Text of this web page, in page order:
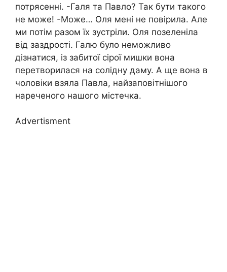
потрясенні. -Галя та Павло? Так бути такого
не може! -Може… Оля мені не повірила. Але
ми потім разом їх зустріли. Оля позеленіла
від заздрості. Галю було неможливо
дізнатися, із забитої сірої мишки вона
перетворилася на солідну даму. А ще вона в
чоловіки взяла Павла, найзаповітнішого
нареченого нашого містечка.
Advertisment